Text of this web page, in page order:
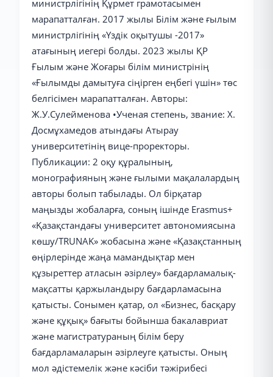
министрлігінің Құрмет грамотасымен
марапатталған. 2017 жылы Білім және ғылым
министрлігінің «Үздік оқытушы -2017»
атағының иегері болды. 2023 жылы ҚР
Ғылым және Жоғары білім министрінің
«Ғылымды дамытуға сіңірген еңбегі үшін» төс
белгісімен марапатталған. Авторы:
Ж.У.Сулейменова •Ученая степень, звание: Х.
Досмұхамедов атындағы Атырау
университетінің вице-проректоры.
Публикации: 2 оқу құралының,
монографияның және ғылыми мақалалардың
авторы болып табылады. Ол бірқатар
маңызды жобаларға, соның ішінде Erasmus+
«Қазақстандағы университет автономиясына
көшу/TRUNAK» жобасына және «Қазақстанның
өңірлерінде жаңа мамандықтар мен
құзыреттер атласын әзірлеу» бағдарламалық-
мақсатты қаржыландыру бағдарламасына
қатысты. Сонымен қатар, ол «Бизнес, басқару
және құқық» бағыты бойынша бакалавриат
және магистратураның білім беру
бағдарламаларын әзірлеуге қатысты. Оның
мол әдістемелік және кәсіби тәжірибесі